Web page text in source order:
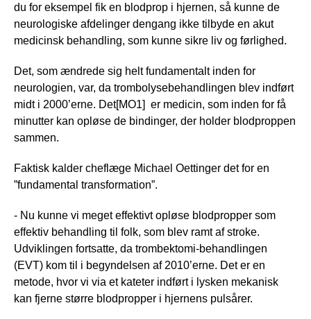
du for eksempel fik en blodprop i hjernen, så kunne de
neurologiske afdelinger dengang ikke tilbyde en akut
medicinsk behandling, som kunne sikre liv og førlighed.
Det, som ændrede sig helt fundamentalt inden for
neurologien, var, da trombolysebehandlingen blev indført
midt i 2000’erne. Det[MO1] er medicin, som inden for få
minutter kan opløse de bindinger, der holder blodproppen
sammen.
Faktisk kalder cheflæge Michael Oettinger det for en
”fundamental transformation”.
- Nu kunne vi meget effektivt opløse blodpropper som
effektiv behandling til folk, som blev ramt af stroke.
Udviklingen fortsatte, da trombektomi-behandlingen
(EVT) kom til i begyndelsen af 2010’erne. Det er en
metode, hvor vi via et kateter indført i lysken mekanisk
kan fjerne større blodpropper i hjernens pulsårer.